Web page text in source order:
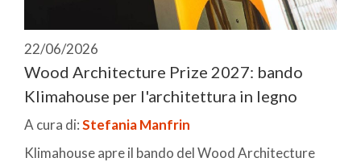
22/06/2026
Wood Architecture Prize 2027: bando
Klimahouse per l'architettura in legno
A cura di:Stefania Manfrin
Klimahouse apre il bando del Wood Architecture